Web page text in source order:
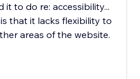
to do re: accessibility...
that it lacks flexibility to
areas of the website.